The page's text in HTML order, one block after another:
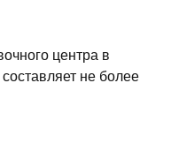
центра в
не более